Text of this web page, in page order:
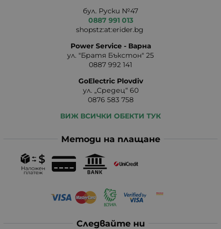
бул. Руски №47
0887 991 013
shopstz:at:erider.bg
Power Service - Варна
ул. "Братя Бъкстон" 25
0887 992 141
GoElectric Plovdiv
ул. „Средец“ 60
0876 583 758
ВИЖ ВСИЧКИ ОБЕКТИ ТУК
Методи на плащане
Следвайте ни